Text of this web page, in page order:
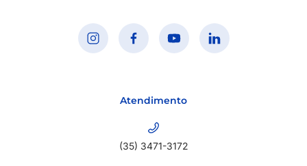
Atendimento
(35) 3471-3172